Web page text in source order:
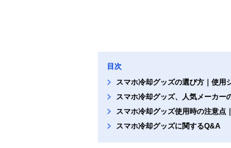
目次
スマホ冷却グッズの選び方｜使用
スマホ冷却グッズ、人気メーカー
スマホ冷却グッズ使用時の注意点
スマホ冷却グッズに関するQ&A